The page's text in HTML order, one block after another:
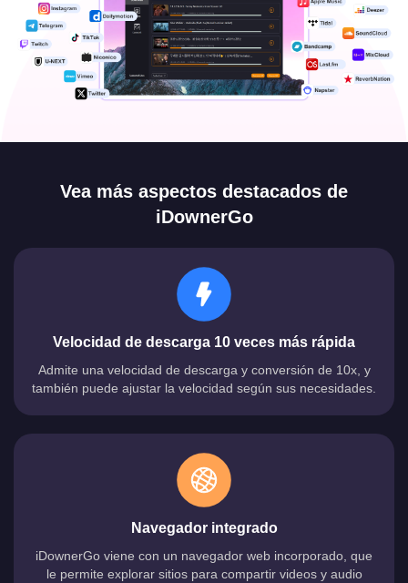
Vea más aspectos destacados de
iDownerGo
Velocidad de descarga 10 veces más rápida
Admite una velocidad de descarga y conversión de 10x, y
también puede ajustar la velocidad según sus necesidades.
Navegador integrado
iDownerGo viene con un navegador web incorporado, que
le permite explorar sitios para compartir videos y audio